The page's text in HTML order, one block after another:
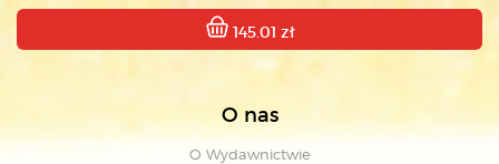
145.01 zł
O nas
O Wydawnictwie